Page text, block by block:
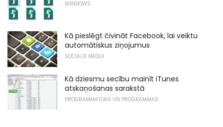
WINDOWS
Kā pieslēgt čivināt Facebook, lai veiktu
automātiskus ziņojumus
SOCIĀLIE MĒDIJI
Kā dziesmu secību mainīt iTunes
atskaņošanas sarakstā
PROGRAMMATŪRA UN PROGRAMMAS